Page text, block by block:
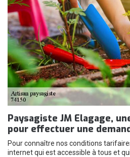
Paysagiste JM Elagage,
pour effectuer une
Pour connaître nos conditions
internet qui est accessible à tous et